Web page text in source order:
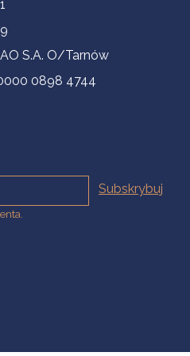
S.A. O/Tarnów
0898 4744